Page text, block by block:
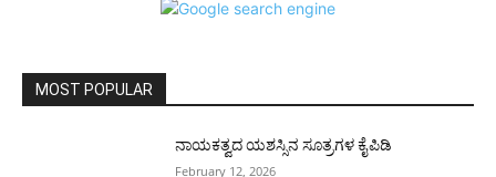
MOST POPULAR
ನಾಯಕತ್ವದ ಯಶಸ್ಸಿನ ಸೂತ್ರಗಳ ಕೈಪಿಡಿ
February 12, 2026